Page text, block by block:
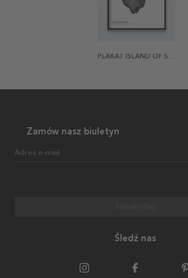
PLAKAT ISLAND OF STONE 1
Zamów nasz biuletyn
Adres e-mail
Śledź nas